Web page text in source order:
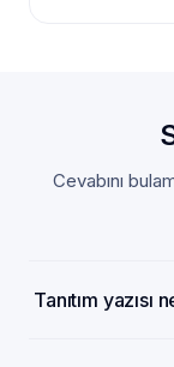
Cevabını
Tanıtım yazısı